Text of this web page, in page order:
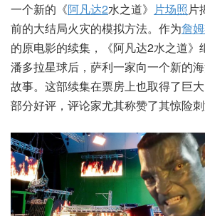
一个新的《阿凡达2水之道》 片场照片
前的大结局火灾的模拟方法。作为詹
的原电影的续集，《阿凡达2水之道》
潘多拉星球后，萨利一家向一个新的
故事。这部续集在票房上也取得了巨
部分好评，评论家尤其称赞了其惊险刺